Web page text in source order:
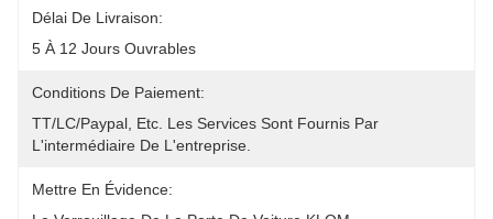
Délai De Livraison:
5 À 12 Jours Ouvrables
Conditions De Paiement:
TT/LC/paypal, Etc. Les Services Sont Fournis Par
L'intermédiaire De L'entreprise.
Mettre En Évidence: